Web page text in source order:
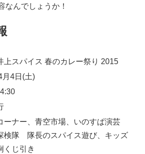
なんでしょうか！
スパイス 春のカレー祭り 2015
4日(土)
ナー、青空市場、いのすぱ演芸
検隊 隊長のスパイス遊び、キッズ
くじ引き